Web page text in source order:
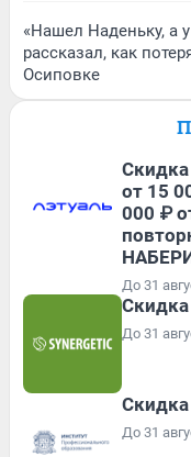
«Нашел Наденьку, а
рассказал, как
Осиповке
от 15
000 ₽
До 31
Скидка
До 31
Скидка
До 31